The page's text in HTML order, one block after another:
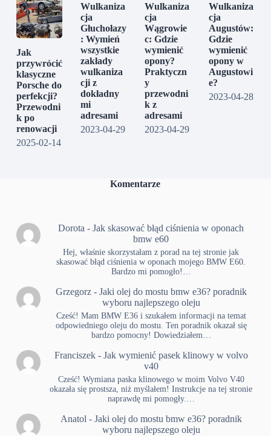
Jak
przywrócić
klasyczne
Porsche do
perfekcji?
Przewodni
k po
renowacji
2025-02-14
Wulkaniza
cja
Głuchołazy
: Wymień
wszystkie
zakłady
wulkaniza
cji z
dokładny
mi
adresami
2023-04-29
Wulkaniza
cja
Wągrowie
c: Gdzie
wymienić
opony?
Praktyczn
y
przewodni
k z
adresami
2023-04-29
Wulkaniza
cja
Augustów:
Gdzie
wymienić
opony w
Augustowi
e?
2023-04-28
Komentarze
Dorota -Jak skasować błąd ciśnienia w oponach
bmw e60
Hej, właśnie skorzystałam z porad na tej stronie jak
skasować błąd ciśnienia w oponach mojego BMW E60.
Bardzo mi pomogło!…
Grzegorz- Jaki olej do mostu bmw e36? poradnik
wyboru najlepszego oleju
Cześć! Mam BMW E36 i szukałem informacji na temat
odpowiedniego oleju do mostu. Ten poradnik okazał się
bardzo pomocny! Dowiedziałem…
Franciszek- Jak wymienić pasek klinowy w volvo
v40
Cześć! Wymiana paska klinowego w moim Volvo V40
okazała się prostsza, niż myślałem! Instrukcje na tej stronie
naprawdę mi pomogły.…
Anatol - Jaki olej do mostu bmw e36? poradnik
wyboru najlepszego oleju